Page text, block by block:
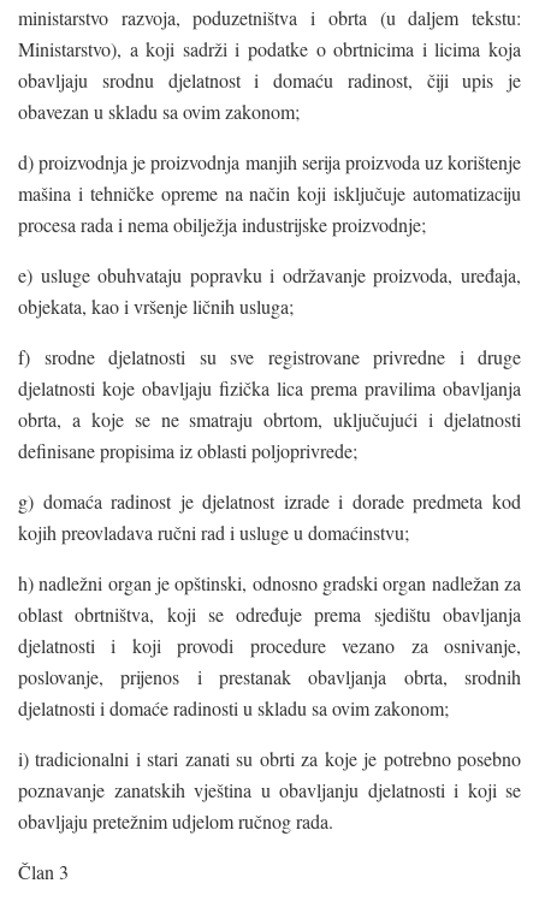
ministarstvo razvoja, poduzetništva i obrta (u daljem tekstu:
Ministarstvo), a koji sadrži i podatke o obrtnicima i licima koja
obavljaju srodnu djelatnost i domaću radinost, čiji upis je
obavezan u skladu sa ovim zakonom;
d) proizvodnja je proizvodnja manjih serija proizvoda uz korištenje
mašina i tehničke opreme na način koji isključuje automatizaciju
procesa rada i nema obilježja industrijske proizvodnje;
e) usluge obuhvataju popravku i održavanje proizvoda, uređaja,
objekata, kao i vršenje ličnih usluga;
f) srodne djelatnosti su sve registrovane privredne i druge
djelatnosti koje obavljaju fizička lica prema pravilima obavljanja
obrta, a koje se ne smatraju obrtom, uključujući i djelatnosti
definisane propisima iz oblasti poljoprivrede;
g) domaća radinost je djelatnost izrade i dorade predmeta kod
kojih preovladava ručni rad i usluge u domaćinstvu;
h) nadležni organ je opštinski, odnosno gradski organ nadležan za
oblast obrtništva, koji se određuje prema sjedištu obavljanja
djelatnosti i koji provodi procedure vezano za osnivanje,
poslovanje, prijenos i prestanak obavljanja obrta, srodnih
djelatnosti i domaće radinosti u skladu sa ovim zakonom;
i) tradicionalni i stari zanati su obrti za koje je potrebno posebno
poznavanje zanatskih vještina u obavljanju djelatnosti i koji se
obavljaju pretežnim udjelom ručnog rada.
Član 3